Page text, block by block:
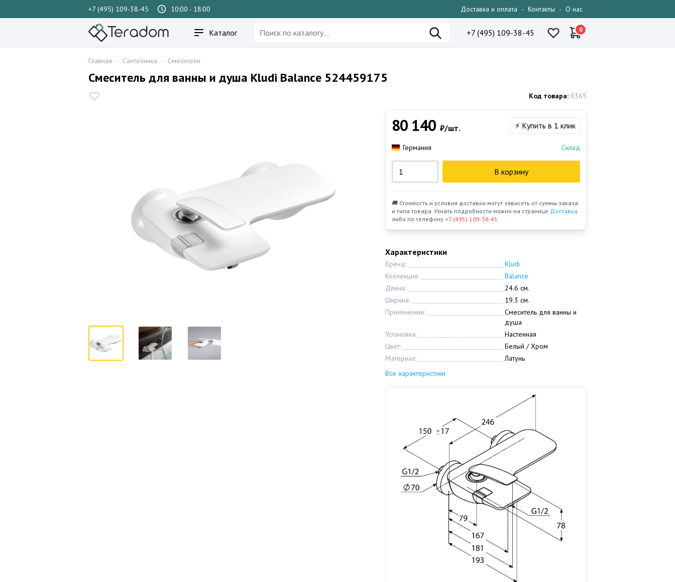
+7 (495) 109-38-45 10:00 - 18:00 Доставка и оплата - Контакты - О нас
Каталог +7 (495) 109-38-45 0
Главная - Сантехника - Смесители
Смеситель для ванны и душа Kludi Balance 524459175
Код товара: 8365
Характеристики
Бренд:
Kludi
Коллекция:
Balance
Длина:
24.6 см.
Ширина:
19.3 см.
Применение:
Смеситель для ванны и
душа
Установка:
Настенная
Цвет:
Белый / Хром
Материал:
Латунь
Все характеристики
80 140 ₽/шт. ⚡ Купить в 1 клик
Германия Склад
В корзину
🚚 Стоимость и условия доставки могут зависеть от суммы заказа
и типа товара. Узнать подробности можно на странице Доставка
либо по телефону +7 (495) 109-38-45